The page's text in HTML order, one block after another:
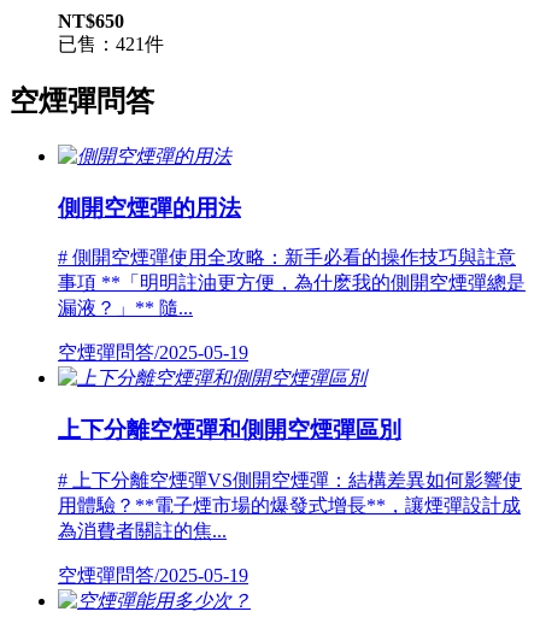
NT$650
已售：421件
空煙彈問答
側開空煙彈的用法
# 側開空煙彈使用全攻略：新手必看的操作技巧與註意
事項 **「明明註油更方便，為什麽我的側開空煙彈總是
漏液？」** 隨...
空煙彈問答/2025-05-19
上下分離空煙彈和側開空煙彈區別
# 上下分離空煙彈VS側開空煙彈：結構差異如何影響使
用體驗？**電子煙市場的爆發式增長**，讓煙彈設計成
為消費者關註的焦...
空煙彈問答/2025-05-19